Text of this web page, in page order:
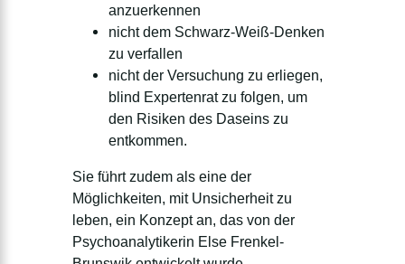
anzuerkennen
nicht dem Schwarz-Weiß-Denken
zu verfallen
nicht der Versuchung zu erliegen,
blind Expertenrat zu folgen, um
den Risiken des Daseins zu
entkommen.
Sie führt zudem als eine der
Möglichkeiten, mit Unsicherheit zu
leben, ein Konzept an, das von der
Psychoanalytikerin Else Frenkel-